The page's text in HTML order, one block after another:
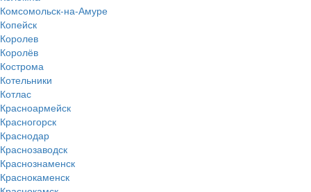
Комсомольск-на-Амуре
Копейск
Королев
Королёв
Кострома
Котельники
Котлас
Красноармейск
Красногорск
Краснодар
Краснозаводск
Краснознаменск
Краснокаменск